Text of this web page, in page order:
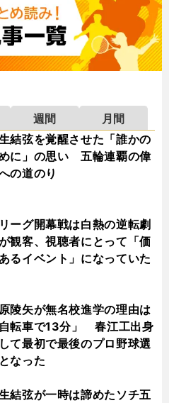
週間
月間
結弦を覚醒させた「誰かの
に」の思い 五輪連覇の偉
の道のり
ーグ開幕戦は白熱の逆転劇
観客、視聴者にとって「価
るイベント」になっていた
陵矢が無名校進学の理由は
自転車で13分」 春江工出身
て最初で最後のプロ野球選
なった
結弦が一時は諦めたソチ五